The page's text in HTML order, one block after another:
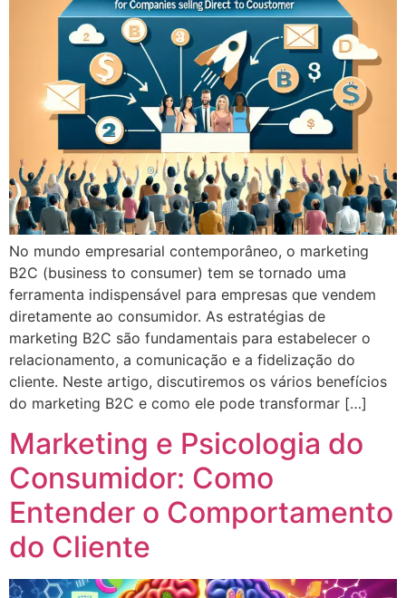
No mundo empresarial contemporâneo, o marketing
B2C (business to consumer) tem se tornado uma
ferramenta indispensável para empresas que vendem
diretamente ao consumidor. As estratégias de
marketing B2C são fundamentais para estabelecer o
relacionamento, a comunicação e a fidelização do
cliente. Neste artigo, discutiremos os vários benefícios
do marketing B2C e como ele pode transformar […]
Marketing e Psicologia do
Consumidor: Como
Entender o Comportamento
do Cliente